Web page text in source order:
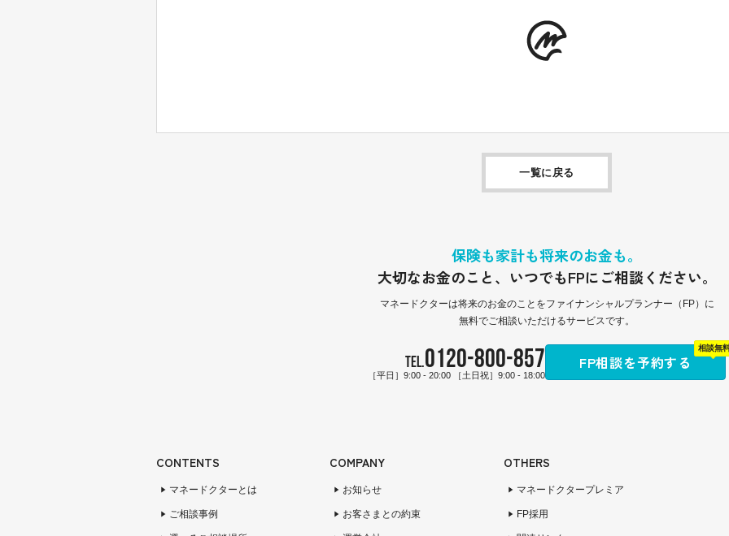
一覧に戻る
保険も家計も将来のお金も。
大切なお金のこと、 いつでもFPにご相談ください。
マネードクターは将来のお金のことをファイナンシャルプランナー（FP）に
無料でご相談いただけるサービスです。
TEL. 0120-800-857
［平日］9:00 - 20:00 ［土日祝］9:00 - 18:00
FP相談を予約する
相談無
CONTENTS
マネードクターとは
ご相談事例
COMPANY
お知らせ
お客さまとの約束
OTHERS
マネードクタープレミア
FP採用